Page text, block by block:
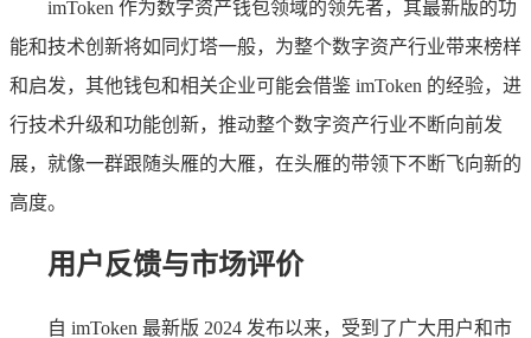
imToken 作为数字资产钱包领域的领先者，其最新版的功
能和技术创新将如同灯塔一般，为整个数字资产行业带来榜样
和启发，其他钱包和相关企业可能会借鉴 imToken 的经验，进
行技术升级和功能创新，推动整个数字资产行业不断向前发
展，就像一群跟随头雁的大雁，在头雁的带领下不断飞向新的
高度。
用户反馈与市场评价
自 imToken 最新版 2024 发布以来，受到了广大用户和市